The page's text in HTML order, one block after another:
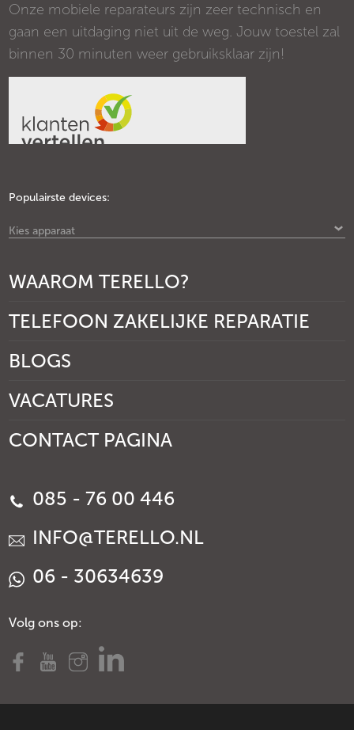
Onze mobiele reparateurs zijn zeer technisch en
gaan een uitdaging niet uit de weg. Jouw toestel zal
binnen 30 minuten weer gebruiksklaar zijn!
Populairste devices:
Kies apparaat
WAAROM TERELLO?
TELEFOON ZAKELIJKE REPARATIE
BLOGS
VACATURES
CONTACT PAGINA
085 - 76 00 446
INFO@TERELLO.NL
06 - 30634639
Volg ons op: